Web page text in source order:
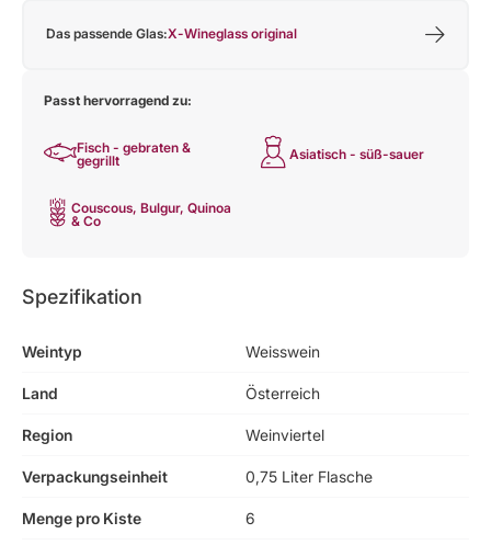
Das passende Glas:X-Wineglass original
Passt hervorragend zu:
Fisch - gebraten &
gegrillt
Asiatisch - süß-sauer
Couscous, Bulgur, Quinoa
& Co
Spezifikation
Weintyp Weisswein
Land Österreich
Region Weinviertel
Verpackungseinheit 0,75 Liter Flasche
Menge pro Kiste 6